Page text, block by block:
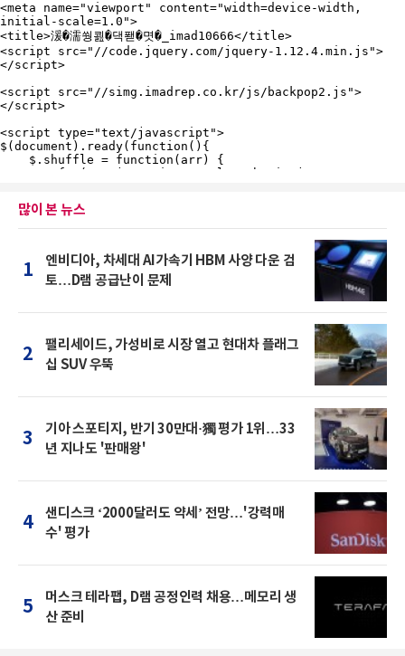
많이 본 뉴스
1
엔비디아, 차세대 AI가속기 HBM 사양 다운 검
토…D램 공급난이 문제
2
팰리세이드, 가성비로 시장 열고 현대차 플래그
십 SUV 우뚝
3
기아 스포티지, 반기 30만대·獨 평가 1위…33
년 지나도 '판매왕'
4
샌디스크 ‘2000달러도 약세’ 전망…'강력매
수' 평가
5
머스크 테라팹, D램 공정인력 채용…메모리 생
산 준비